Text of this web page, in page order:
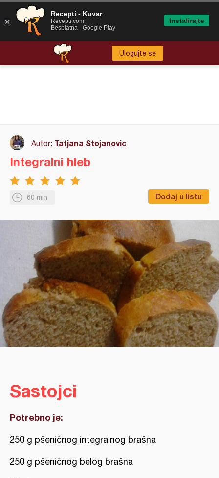
Ulogujte se
Autor: Tatjana Stojanovic
60 min Dodaj u listu
Integralni hleb
Sastojci
Potrebno je:
250 g pšeničnog integralnog brašna
250 g pšeničnog belog brašna
Recepti - Kuvar
Recepti.com
Besplatna - Google Play
Instalirajte